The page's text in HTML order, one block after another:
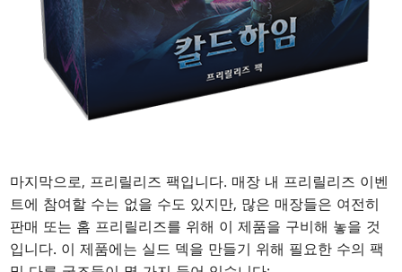
마지막으로, 프리릴리즈 팩입니다. 매장 내 프리릴리즈 이벤
트에 참여할 수는 없을 수도 있지만, 많은 매장들은 여전히
판매 또는 홈 프리릴리즈를 위해 이 제품을 구비해 놓을 것
입니다. 이 제품에는 실드 덱을 만들기 위해 필요한 수의 팩